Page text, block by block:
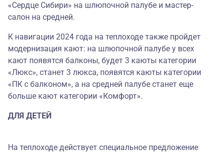
«Сердце Сибири» на шлюпочной палубе и мастер-
салон на средней.
К навигации 2024 года на теплоходе также пройдет
модернизация кают: на шлюпочной палубе у всех
кают появятся балконы, будет 3 каюты категории
«Люкс», станет 3 люкса, появятся каюты категории
«ПК с балконом», а на средней палубе станет еще
больше кают категории «Комфорт».
ДЛЯ ДЕТЕЙ
На теплоходе действует специальное предложение